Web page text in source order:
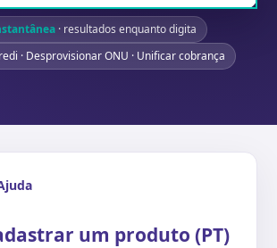
· resultados enquanto digita
· Desprovisionar ONU · Unificar cobrança
um produto (PT)